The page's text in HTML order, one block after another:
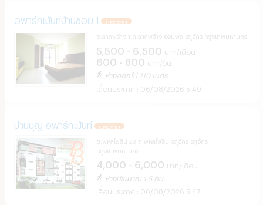
อพาร์ทเม้นท์บ้านซอย 1 UPDATE !
ซ.ลาดพร้าว 1 ถ.ลาดพร้าว จอมพล จตุจักร กรุงเทพมหานคร
5,500 - 6,500 บาท/เดือน
600 - 800 บาท/วัน
ห่างออกไป 210 เมตร
06/08/2026 5:49
ปานบุญ อพาร์ทเม้นท์ UPDATE !
ซ.พหลโยธิน 23 ถ.พหลโยธิน จตุจักร จตุจักร
กรุงเทพมหานคร
4,000 - 6,000 บาท/เดือน
ห่างประมาณ 1.5 กม.
06/08/2026 5:47